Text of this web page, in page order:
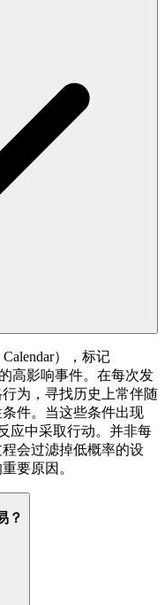
），标记
高影响事件。在每次发
为，寻找历史上常伴随
件。当这些条件出现
应中采取行动。并非每
会过滤掉低概率的设
要原因。
？